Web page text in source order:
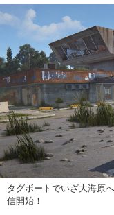
タグボートでいざ大海原
信開始！